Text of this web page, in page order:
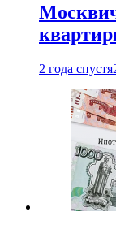
2 года спустя